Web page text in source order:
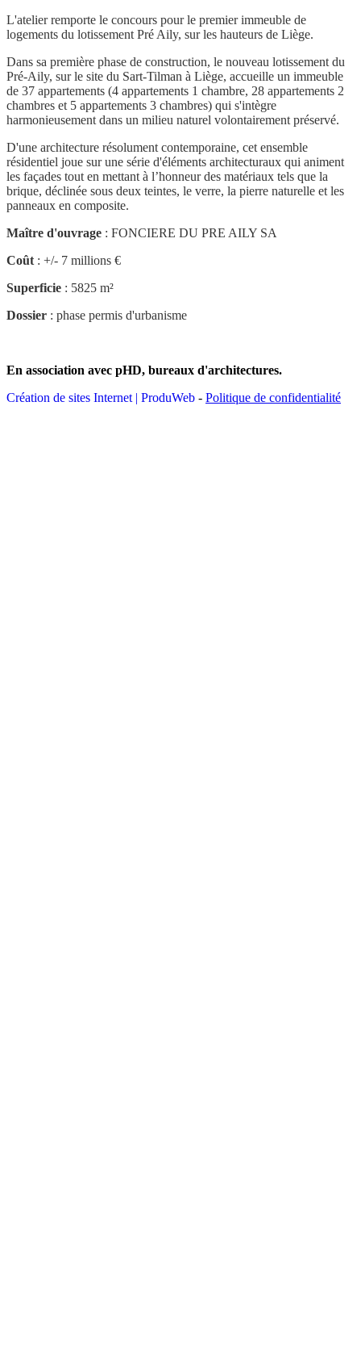
L'atelier remporte le concours pour le premier immeuble de
logements du lotissement Pré Aily, sur les hauteurs de Liège.
Dans sa première phase de construction, le nouveau lotissement du
Pré-Aily, sur le site du Sart-Tilman à Liège, accueille un immeuble
de 37 appartements (4 appartements 1 chambre, 28 appartements 2
chambres et 5 appartements 3 chambres) qui s'intègre
harmonieusement dans un milieu naturel volontairement préservé.
D'une architecture résolument contemporaine, cet ensemble
résidentiel joue sur une série d'éléments architecturaux qui animent
les façades tout en mettant à l’honneur des matériaux tels que la
brique, déclinée sous deux teintes, le verre, la pierre naturelle et les
panneaux en composite.
Maître d'ouvrage : FONCIERE DU PRE AILY SA
Coût : +/- 7 millions €
Superficie : 5825 m²
Dossier : phase permis d'urbanisme
En association avec pHD, bureaux d'architectures.
Création de sites Internet | ProduWeb - Politique de confidentialité